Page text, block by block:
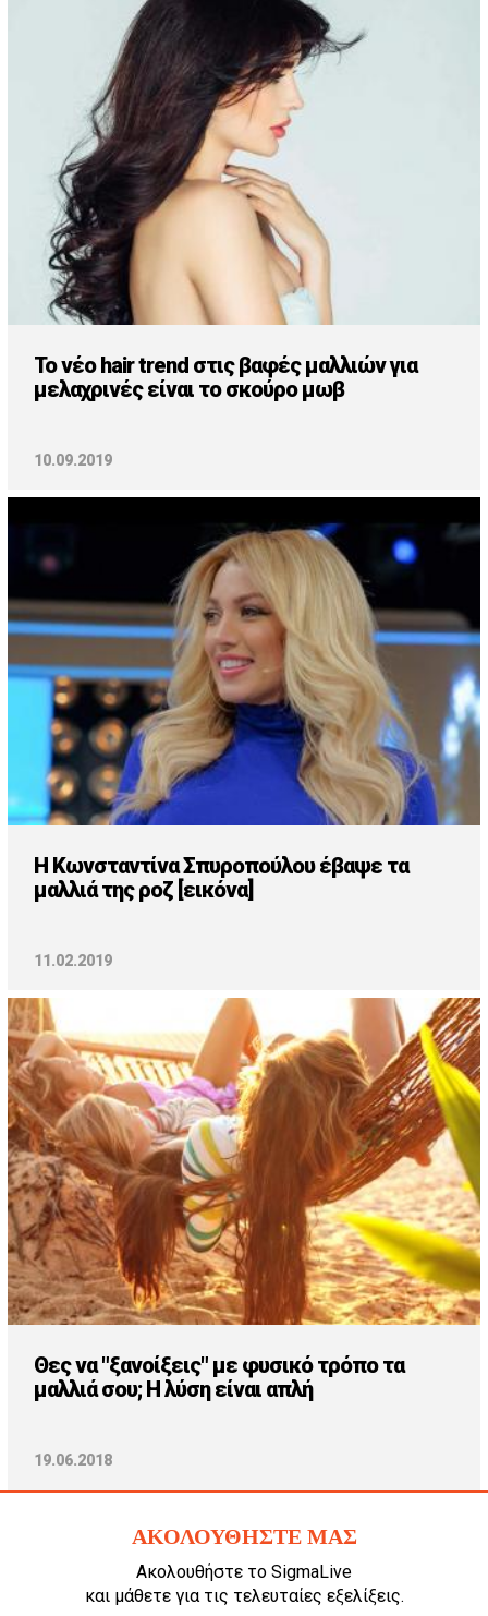
Το νέο hair trend στις βαφές μαλλιών για
μελαχρινές είναι το σκούρο μωβ
10.09.2019
H Κωνσταντίνα Σπυροπούλου έβαψε τα
μαλλιά της ροζ [εικόνα]
11.02.2019
Θες να "ξανοίξεις" με φυσικό τρόπο τα
μαλλιά σου; Η λύση είναι απλή
19.06.2018
ΑΚΟΛΟΥΘΗΣΤΕ ΜΑΣ
Ακολουθήστε το SigmaLive
και μάθετε για τις τελευταίες εξελίξεις.